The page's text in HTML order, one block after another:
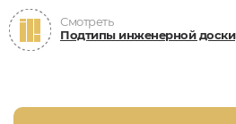
Смотреть
Подтипы инженерной доски